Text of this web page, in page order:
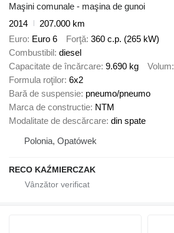
Maşini comunale - maşina de gunoi
2014
207.000 km
Euro Euro 6 Forţă 360 c.p. (265 kW)
Combustibil diesel
Capacitate de încărcare 9.690 kg Volum
Formula roţilor 6x2
Bară de suspensie pneumo/pneumo
Marca de constructie NTM
Modalitate de descărcare din spate
Polonia, Opatówek
RECO KAŹMIERCZAK